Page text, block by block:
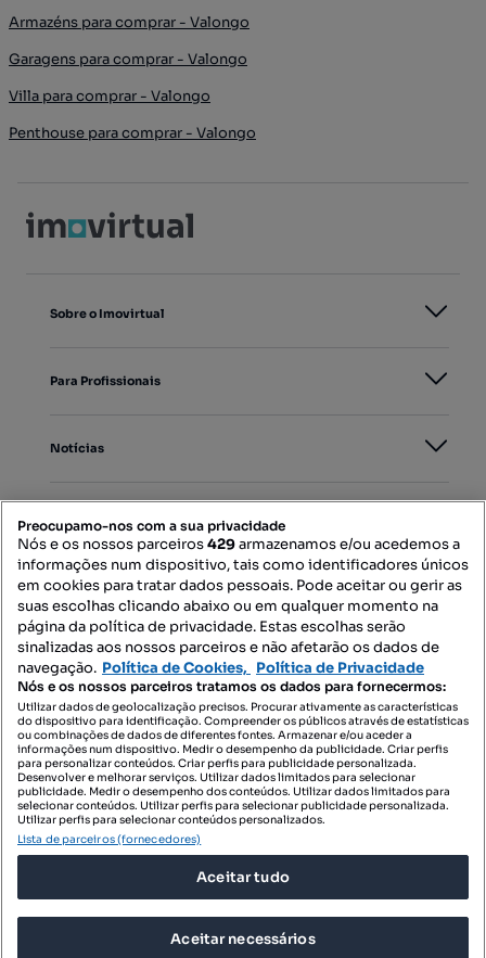
Armazéns para comprar - Valongo
Garagens para comprar - Valongo
Villa para comprar - Valongo
Penthouse para comprar - Valongo
Sobre o Imovirtual
Para Profissionais
Notícias
Mapa do Site
Contacte-nos
SIGA-NOS:
DESCARREGAR NA:
© 2026 Imovirtual.com, OLX Portugal, S.A.
Preocupamo-nos com a sua privacidade
Nós e os nossos parceiros429armazenamos e/ou acedemos a
informações num dispositivo, tais como identificadores únicos
em cookies para tratar dados pessoais. Pode aceitar ou gerir as
suas escolhas clicando abaixo ou em qualquer momento na
página da política de privacidade. Estas escolhas serão
sinalizadas aos nossos parceiros e não afetarão os dados de
navegação. Política de Cookies, Política de Privacidade
Nós e os nossos parceiros tratamos os dados para fornecermos:
Utilizar dados de geolocalização precisos. Procurar ativamente as características
do dispositivo para identificação. Compreender os públicos através de estatísticas
ou combinações de dados de diferentes fontes. Armazenar e/ou aceder a
informações num dispositivo. Medir o desempenho da publicidade. Criar perfis
para personalizar conteúdos. Criar perfis para publicidade personalizada.
Desenvolver e melhorar serviços. Utilizar dados limitados para selecionar
publicidade. Medir o desempenho dos conteúdos. Utilizar dados limitados para
selecionar conteúdos. Utilizar perfis para selecionar publicidade personalizada.
Utilizar perfis para selecionar conteúdos personalizados.
Lista de parceiros (fornecedores)
Aceitar tudo
Aceitar necessários